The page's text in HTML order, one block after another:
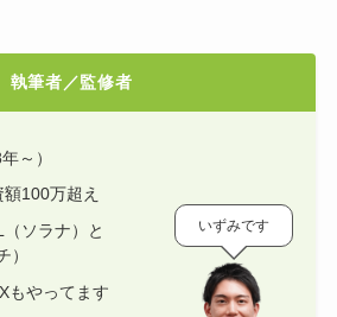
執筆者／監修者
～）
100万超え
ソラナ）と
）
もやってます
いずみです